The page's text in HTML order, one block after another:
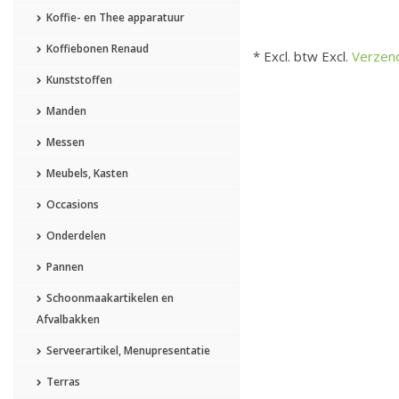
Koffie- en Thee apparatuur
Koffiebonen Renaud
Kunststoffen
Manden
Messen
Meubels, Kasten
Occasions
Onderdelen
Pannen
Schoonmaakartikelen en
Afvalbakken
Serveerartikel, Menupresentatie
Terras
* Excl. btw Excl.